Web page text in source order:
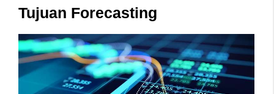
Tujuan Forecasting